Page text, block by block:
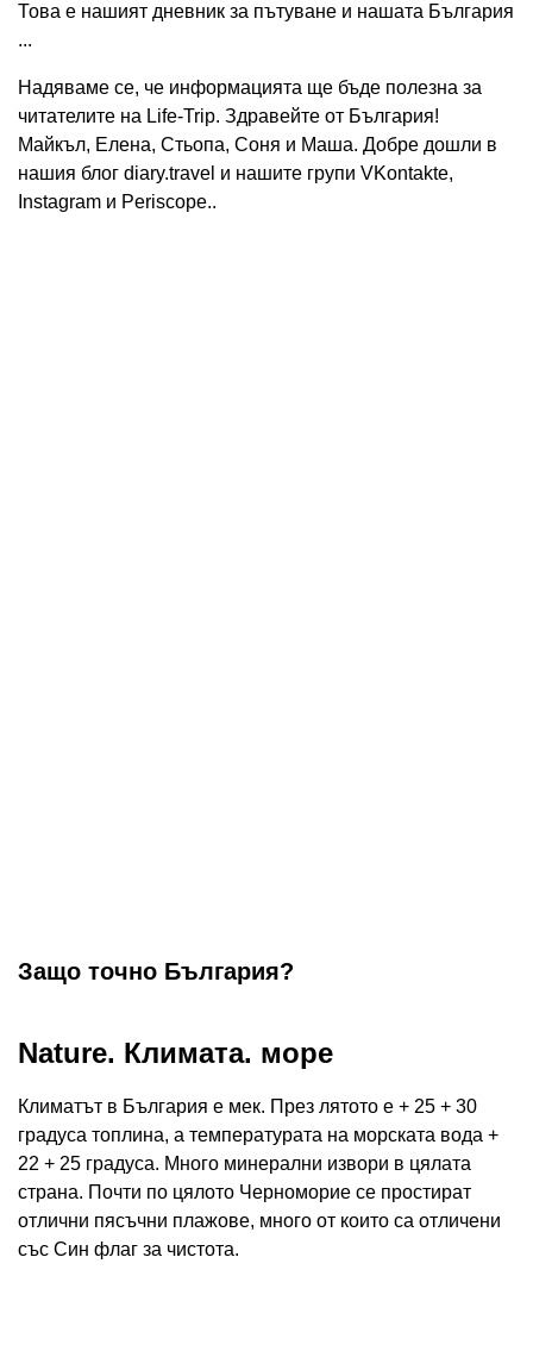
Това е нашият дневник за пътуване и нашата България
...
Надяваме се, че информацията ще бъде полезна за
читателите на Life-Trip. Здравейте от България!
Майкъл, Елена, Стьопа, Соня и Маша. Добре дошли в
нашия блог diary.travel и нашите групи VKontakte,
Instagram и Periscope..
Защо точно България?
Nature. Климата. море
Климатът в България е мек. През лятото е + 25 + 30
градуса топлина, а температурата на морската вода +
22 + 25 градуса. Много минерални извори в цялата
страна. Почти по цялото Черноморие се простират
отлични пясъчни плажове, много от които са отличени
със Син флаг за чистота.